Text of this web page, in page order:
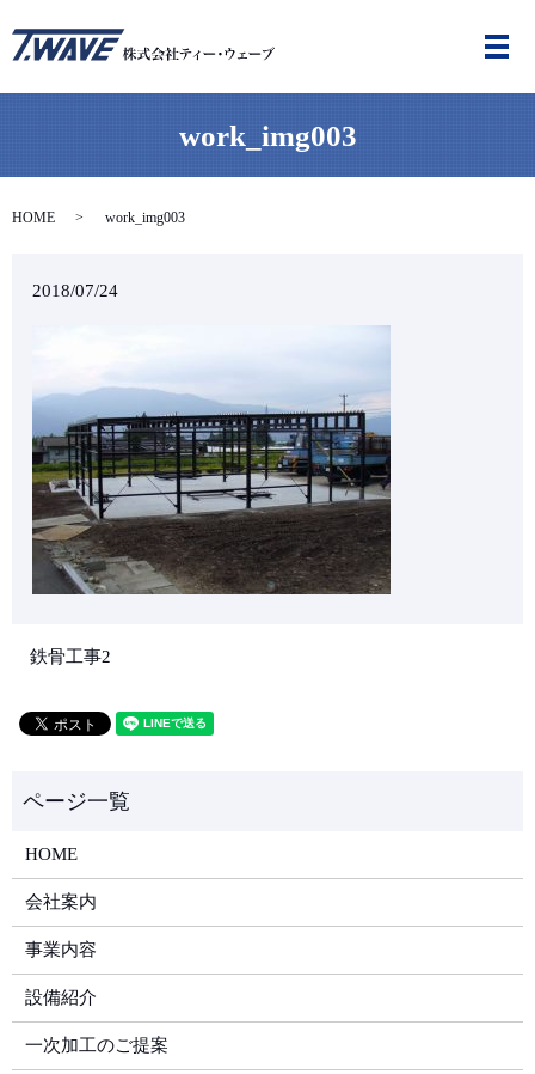
メ
work_img003
HOME work_img003
2018/07/24
鉄骨工事2
HOME
会社案内
事業内容
設備紹介
一次加工のご提案